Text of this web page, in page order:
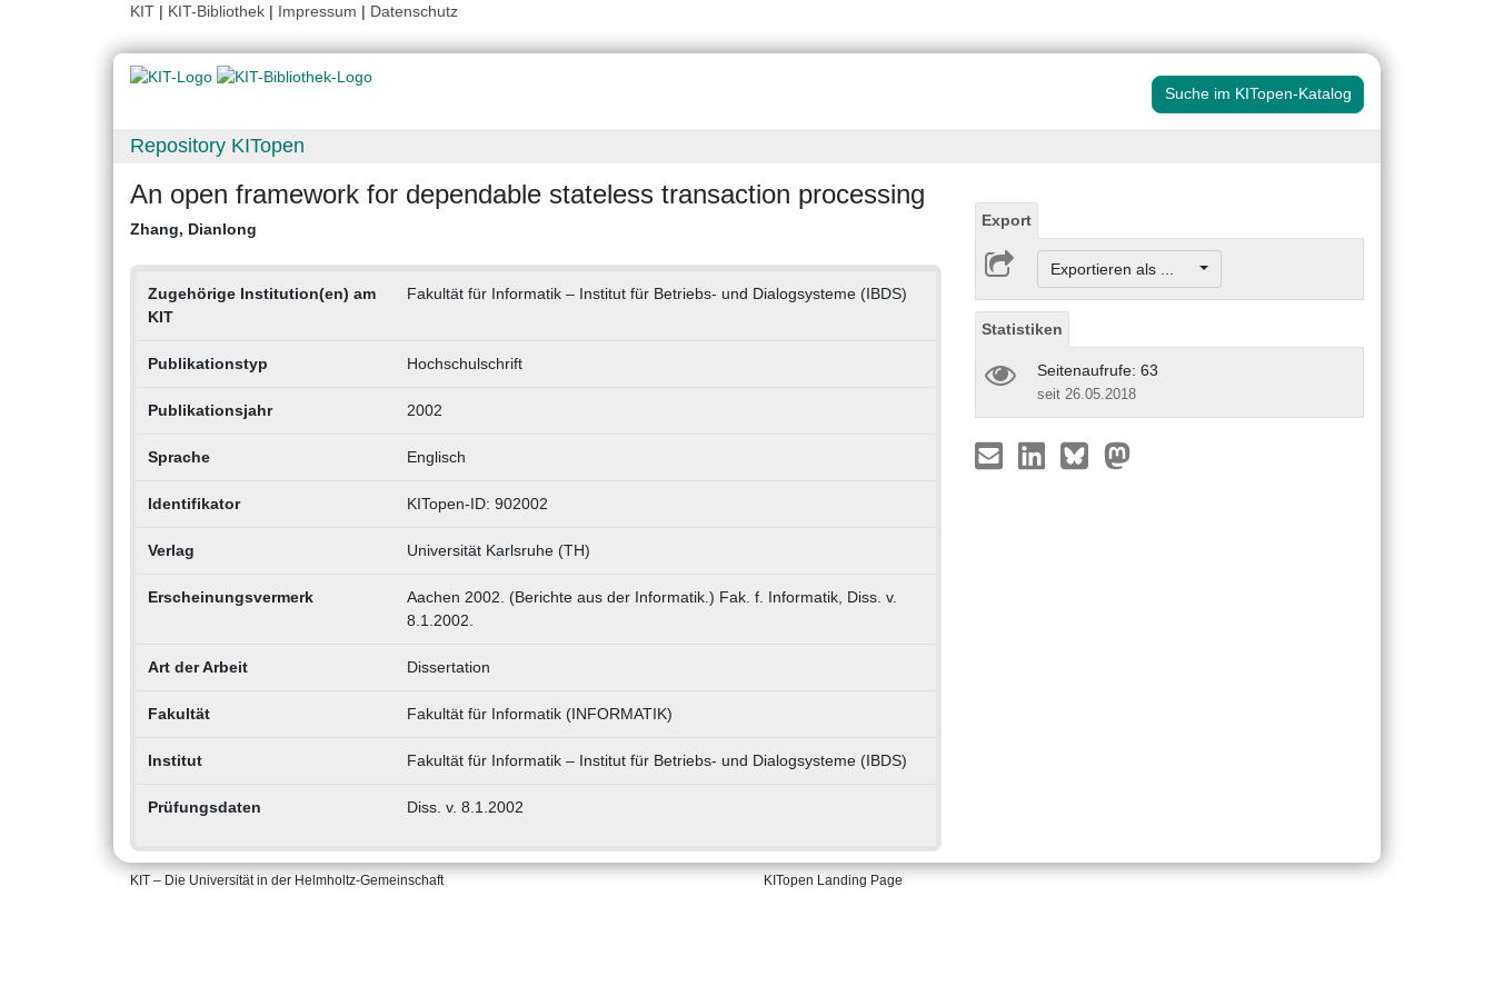
KIT | KIT-Bibliothek | Impressum | Datenschutz
Suche im KITopen-Katalog
Repository KITopen
An open framework for dependable stateless transaction processing
Zhang, Dianlong
Zugehörige Institution(en) am
KIT
Fakultät für Informatik – Institut für Betriebs- und Dialogsysteme (IBDS)
Publikationstyp Hochschulschrift
Publikationsjahr 2002
Sprache Englisch
Identifikator KITopen-ID: 902002
Verlag Universität Karlsruhe (TH)
Erscheinungsvermerk
Aachen 2002. (Berichte aus der Informatik.) Fak. f. Informatik, Diss. v.
8.1.2002.
Art der Arbeit Dissertation
Fakultät Fakultät für Informatik (INFORMATIK)
Institut Fakultät für Informatik – Institut für Betriebs- und Dialogsysteme (IBDS)
Prüfungsdaten Diss. v. 8.1.2002
Export
Exportieren als ...
Statistiken
Seitenaufrufe: 63
seit 26.05.2018
KIT – Die Universität in der Helmholtz-Gemeinschaft KITopen Landing Page